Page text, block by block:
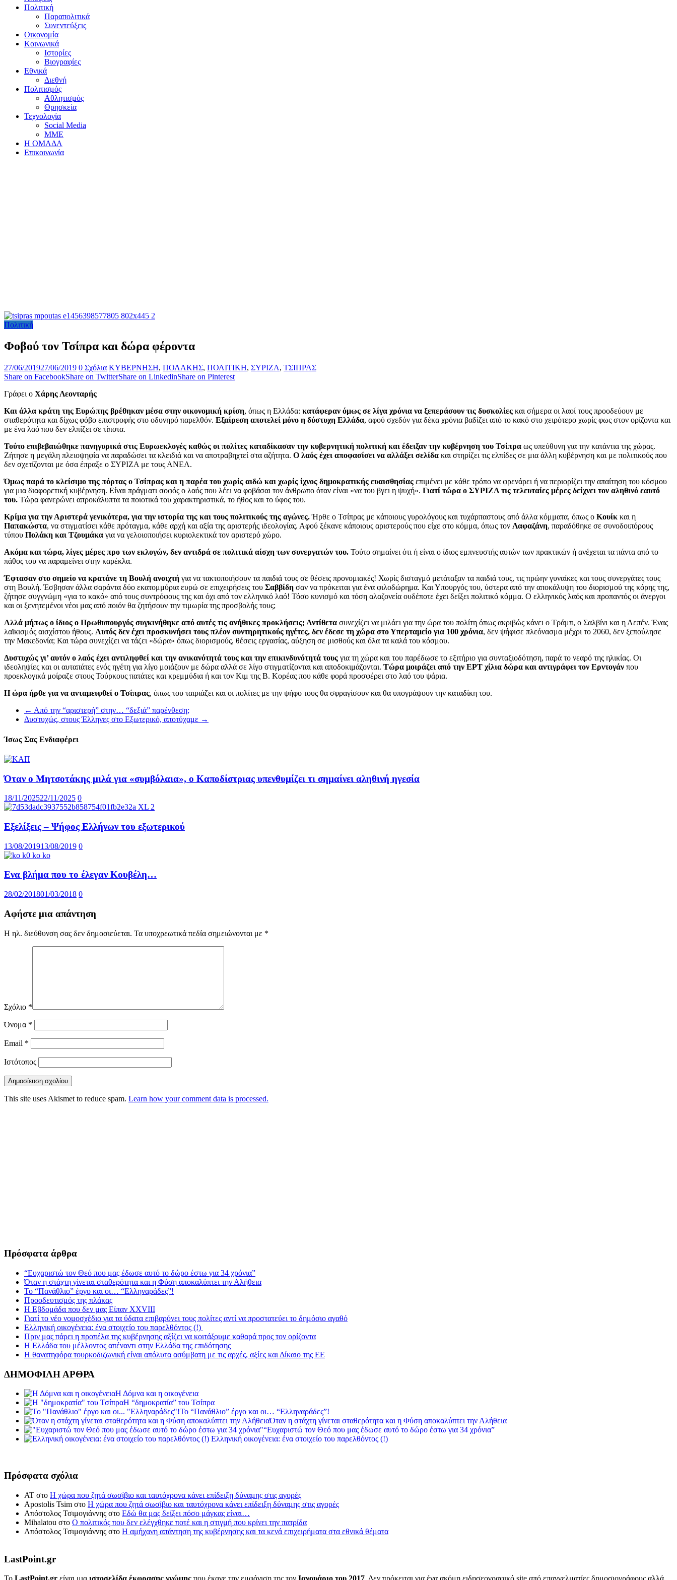
Πολιτική
Παραπολιτικά
Συνεντεύξεις
Οικονομία
Κοινωνικά
Ιστορίες
Βιογραφίες
Εθνικά
Διεθνή
Πολιτισμός
Αθλητισμός
Θρησκεία
Τεχνολογία
Social Media
ΜΜΕ
Η ΟΜΑΔΑ
Επικοινωνία
Πολιτική
Φοβού τον Τσίπρα και δώρα φέροντα
27/06/201927/06/2019 0 Σχόλια ΚΥΒΕΡΝΗΣΗ, ΠΟΛΑΚΗΣ, ΠΟΛΙΤΙΚΗ, ΣΥΡΙΖΑ, ΤΣΙΠΡΑΣ
Share on FacebookShare on TwitterShare on LinkedinShare on Pinterest
Γράφει ο Χάρης Λεονταρής
Και άλλα κράτη της Ευρώπης βρέθηκαν μέσα στην οικονομική κρίση, όπως η Ελλάδα: κατάφεραν όμως σε λίγα χρόνια να ξεπεράσουν τις δυσκολίες και σήμερα οι λαοί τους προοδεύουν με
σταθερότητα και δίχως φόβο επιστροφής στο οδυνηρό παρελθόν. Εξαίρεση αποτελεί μόνο η δύστυχη Ελλάδα, αφού σχεδόν για δέκα χρόνια βαδίζει από το κακό στο χειρότερο χωρίς φως στον ορίζοντα και
με ένα λαό που δεν ελπίζει σε τίποτα.
Τούτο επιβεβαιώθηκε πανηγυρικά στις Ευρωεκλογές καθώς οι πολίτες καταδίκασαν την κυβερνητική πολιτική και έδειξαν την κυβέρνηση του Τσίπρα ως υπεύθυνη για την κατάντια της χώρας.
Ζήτησε η μεγάλη πλειοψηφία να παραδώσει τα κλειδιά και να αποτραβηχτεί στα αζήτητα. Ο λαός έχει αποφασίσει να αλλάξει σελίδα και στηρίζει τις ελπίδες σε μια άλλη κυβέρνηση και με πολιτικούς που
δεν σχετίζονται με όσα έπραξε ο ΣΥΡΙΖΑ με τους ΑΝΕΛ.
Όμως παρά το κλείσιμο της πόρτας ο Τσίπρας και η παρέα του χωρίς αιδώ και χωρίς ίχνος δημοκρατικής ευαισθησίας επιμένει με κάθε τρόπο να φρενάρει ή να περιορίζει την απαίτηση του κόσμου
για μια διαφορετική κυβέρνηση. Είναι πράγματι σοφός ο λαός που λέει να φοβάσαι τον άνθρωπο όταν είναι «να του βγει η ψυχή». Γιατί τώρα ο ΣΥΡΙΖΑ τις τελευταίες μέρες δείχνει τον αληθινό εαυτό
του. Τώρα φανερώνει απροκάλυπτα τα ποιοτικά του χαρακτηριστικά, το ήθος και το ύφος του.
Κρίμα για την Αριστερά γενικότερα, για την ιστορία της και τους πολιτικούς της αγώνες.Ήρθε ο Τσίπρας με κάποιους γυρολόγους και τυχάρπαστους από άλλα κόμματα, όπως ο Κουίκ και η
Παπακώστα, να στιγματίσει κάθε πρόταγμα, κάθε αρχή και αξία της αριστερής ιδεολογίας. Αφού ξέκανε κάποιους αριστερούς που είχε στο κόμμα, όπως τον Λαφαζάνη, παραδόθηκε σε συνοδοιπόρους
τύπου Πολάκη και Τζουμάκα για να γελοιοποιήσει κυριολεκτικά τον αριστερό χώρο.
Ακόμα και τώρα, λίγες μέρες προ των εκλογών, δεν αντιδρά σε πολιτικά αίσχη των συνεργατών του. Τούτο σημαίνει ότι ή είναι ο ίδιος εμπνευστής αυτών των πρακτικών ή ανέχεται τα πάντα από το
πάθος του να παραμείνει στην καρέκλα.
Έφτασαν στο σημείο να κρατάνε τη Βουλή ανοιχτή για να τακτοποιήσουν τα παιδιά τους σε θέσεις προνομιακές! Χωρίς δισταγμό μετάταξαν τα παιδιά τους, τις πρώην γυναίκες και τους συνεργάτες τους
στη Βουλή. Έσβησαν άλλα σαράντα δύο εκατομμύρια ευρώ σε επιχειρήσεις του Σαββίδη σαν να πρόκειται για ένα φιλοδώρημα. Και Υπουργός του, ύστερα από την αποκάλυψη του διορισμού της κόρης της,
ζήτησε συγγνώμη «για το κακό» από τους συντρόφους της και όχι από τον ελληνικό λαό! Τόσο κυνισμό και τόση αλαζονεία ουδέποτε έχει δείξει πολιτικό κόμμα. Ο ελληνικός λαός και προπαντός οι άνεργοι
και οι ξενητεμένοι νέοι μας από ποιόν θα ζητήσουν την τιμωρία της προσβολής τους;
Αλλά μήπως ο ίδιος ο Πρωθυπουργός συγκινήθηκε από αυτές τις ανήθικες προκλήσεις; Αντίθετα συνεχίζει να μιλάει για την ώρα του πολίτη όπως ακριβώς κάνει ο Τράμπ, ο Σαλβίνι και η Λεπέν. Ένας
λαϊκισμός αισχίστου ήθους. Αυτός δεν έχει προσκυνήσει τους πλέον συντηρητικούς ηγέτες, δεν έδεσε τη χώρα στο Υπερταμείο για 100 χρόνια, δεν ψήφισε πλεόνασμα μέχρι το 2060, δεν ξεπούλησε
την Μακεδονία; Και τώρα συνεχίζει να τάζει «δώρα» όπως διορισμούς, θέσεις εργασίας, αύξηση σε μισθούς και όλα τα καλά του κόσμου.
Δυστυχώς γι’ αυτόν ο λαός έχει αντιληφθεί και την ανικανότητά τους και την επικινδυνότητά τους για τη χώρα και του παρέδωσε το εξιτήριο για συνταξιοδότηση, παρά το νεαρό της ηλικίας. Οι
ιδεοληψίες και οι αυταπάτες ενός ηγέτη για λίγο μοιάζουν με δώρα αλλά σε λίγο στιγματίζονται και αποδοκιμάζονται. Τώρα μοιράζει από την ΕΡΤ χίλια δώρα και αντιγράφει τον Ερντογάν που
προεκλογικά μοίραζε στους Τούρκους πατάτες και κρεμμύδια ή και τον Κιμ της Β. Κορέας που κάθε φορά προσφέρει στο λαό του ψάρια.
Η ώρα ήρθε για να ανταμειφθεί ο Τσίπρας, όπως του ταιριάζει και οι πολίτες με την ψήφο τους θα σφραγίσουν και θα υπογράψουν την καταδίκη του.
← Από την “αριστερή” στην… “δεξιά” παρένθεση;
Δυστυχώς, στους Έλληνες στο Εξωτερικό, αποτύχαμε →
Ίσως Σας Ενδιαφέρει
Όταν ο Μητσοτάκης μιλά για «συμβόλαια», ο Καποδίστριας υπενθυμίζει τι σημαίνει αληθινή ηγεσία
18/11/202522/11/2025 0
Εξελίξεις – Ψήφος Ελλήνων του εξωτερικού
13/08/201913/08/2019 0
Ενα βλήμα που το έλεγαν Κουβέλη…
28/02/201801/03/2018 0
Αφήστε μια απάντηση
Η ηλ. διεύθυνση σας δεν δημοσιεύεται. Τα υποχρεωτικά πεδία σημειώνονται με *
Σχόλιο *
Όνομα *
Email *
Ιστότοπος
This site uses Akismet to reduce spam. Learn how your comment data is processed.
Πρόσφατα άρθρα
“Ευχαριστώ τον Θεό που μας έδωσε αυτό το δώρο έστω για 34 χρόνια”
Όταν η στάχτη γίνεται σταθερότητα και η Φύση αποκαλύπτει την Αλήθεια
Το “Πανάθλιο” έργο και οι… “Ελληναράδες”!
Προοδευτισμός της πλάκας
Η Εβδομάδα που δεν μας Είπαν XXVIII
Γιατί το νέο νομοσχέδιο για τα ύδατα επιβαρύνει τους πολίτες αντί να προστατεύει το δημόσιο αγαθό
Ελληνική οικογένεια: ένα στοιχείο του παρελθόντος (!)
Πριν μας πάρει η προπέλα της κυβέρνησης αξίζει να κοιτάξουμε καθαρά προς τον ορίζοντα
Η Ελλάδα του μέλλοντος απέναντι στην Ελλάδα της επιδότησης
Η θανατηφόρα τουρκοδιζωνική είναι απόλυτα ασύμβατη με τις αρχές, αξίες και Δίκαιο της ΕΕ
ΔΗΜΟΦΙΛΗ ΑΡΘΡΑ
Η Δόμνα και η οικογένεια
Η “δημοκρατία” του Τσίπρα
Το “Πανάθλιο” έργο και οι… “Ελληναράδες”!
Όταν η στάχτη γίνεται σταθερότητα και η Φύση αποκαλύπτει την Αλήθεια
“Ευχαριστώ τον Θεό που μας έδωσε αυτό το δώρο έστω για 34 χρόνια”
Ελληνική οικογένεια: ένα στοιχείο του παρελθόντος (!)
Πρόσφατα σχόλια
ΑΤ στο Η χώρα που ζητά σωσίβιο και ταυτόχρονα κάνει επίδειξη δύναμης στις αγορές
Apostolis Tsim στο Η χώρα που ζητά σωσίβιο και ταυτόχρονα κάνει επίδειξη δύναμης στις αγορές
Απόστολος Τσιμογιάννης στο Εδώ θα μας δείξει πόσο μάγκας είναι…
Mihalatou στο Ο πολιτικός που δεν ελέγχθηκε ποτέ και η στιγμή που κρίνει την πατρίδα
Απόστολος Τσιμογιάννης στο Η αμήχανη απάντηση της κυβέρνησης και τα κενά επιχειρήματα στα εθνικά θέματα
LastPoint.gr